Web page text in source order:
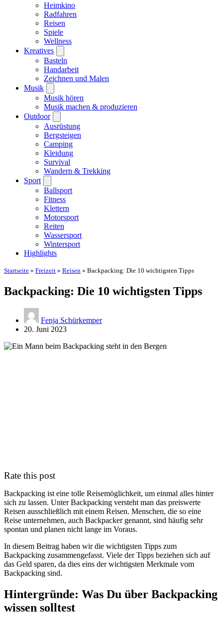
Heimkino
Radfahren
Reisen
Spiele
Wellness
Kreatives
Basteln
Handarbeit
Zeichnen und Malen
Musik
Musik hören
Musik machen & produzieren
Outdoor
Ausrüstung
Bergsteigen
Camping
Kleidung
Survival
Wandern & Trekking
Sport
Ballsport
Fitness
Klettern
Motorsport
Reiten
Wassersport
Wintersport
Highlights
Startseite » Freizeit » Reisen » Backpacking: Die 10 wichtigsten Tipps
Backpacking: Die 10 wichtigsten Tipps
Fenja Schürkemper
20. Juni 2023
Rate this post
Backpacking ist eine tolle Reisemöglichkeit, um einmal alles hinter
sich zu lassen. Unter Backpacking versteht man das preiswerte
Reisen ausschließlich mit einem Reisen. Menschen, die so eine
Reise unternehmen, auch Backpacker genannt, sind häufig sehr
spontan und planen nicht lange im Voraus.
In diesem Beitrag haben wir die wichtigsten Tipps zum
Backpacking zusammengefasst. Viele der Tipps beziehen sich auf
das Geld sparen, da dies eins der wichtigsten Merkmale vom
Backpacking sind.
Hintergründe: Was Du über Backpacking
wissen solltest